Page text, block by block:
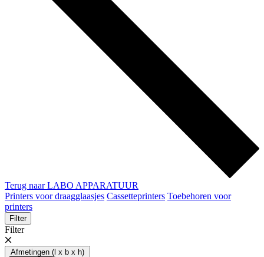
Terug naar LABO APPARATUUR
Printers voor draagglaasjes Cassetteprinters Toebehoren voor
printers
Filter
Filter
Afmetingen (l x b x h)